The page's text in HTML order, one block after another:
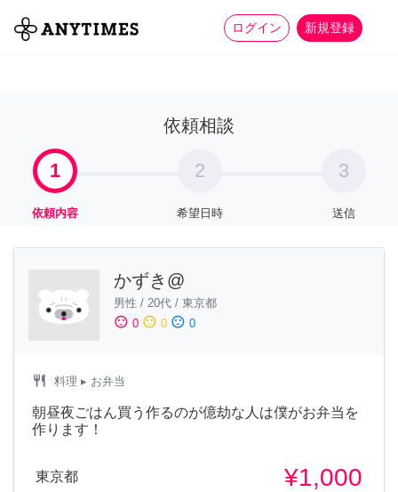
ログイン 新規登録
全て 家事 more_horiz
依頼相談
1
依頼内容
2
希望日時
3
送信
かずき@
男性 / 20代 / 東京都
sentiment_satisfied 0 sentiment_neutral 0 sentiment_dissatisfied 0
restaurant 料理 ▸ お弁当
朝昼夜ごはん買う作るのが億劫な人は僕がお弁当を
作ります！
東京都 ¥1,000